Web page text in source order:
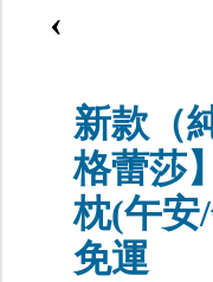
‹
新款（
格蕾莎
枕(午安
免運